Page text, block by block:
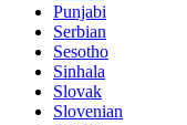
Punjabi
Serbian
Sesotho
Sinhala
Slovak
Slovenian